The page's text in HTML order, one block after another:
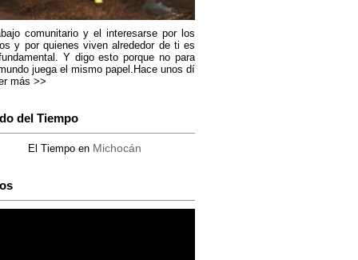
comunitario y el interesarse por los
y por quienes viven alrededor de ti es
Y digo esto porque no para
juega el mismo papel.Hace unos dí
más >>
del Tiempo
El Tiempo en Michocán